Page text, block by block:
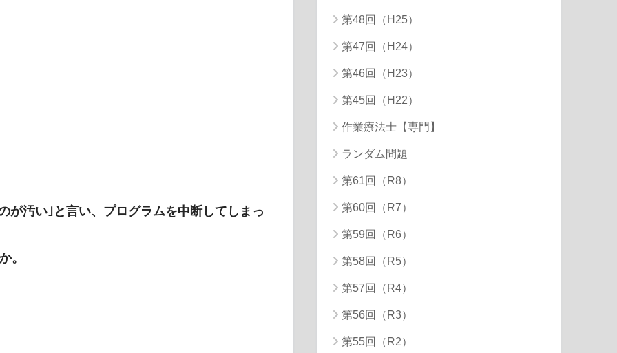
が汚い｣と言い、プログラムを中断してしまっ
。
第48回（H25）
第47回（H24）
第46回（H23）
第45回（H22）
作業療法士【専門】
ランダム問題
第61回（R8）
第60回（R7）
第59回（R6）
第58回（R5）
第57回（R4）
第56回（R3）
第55回（R2）